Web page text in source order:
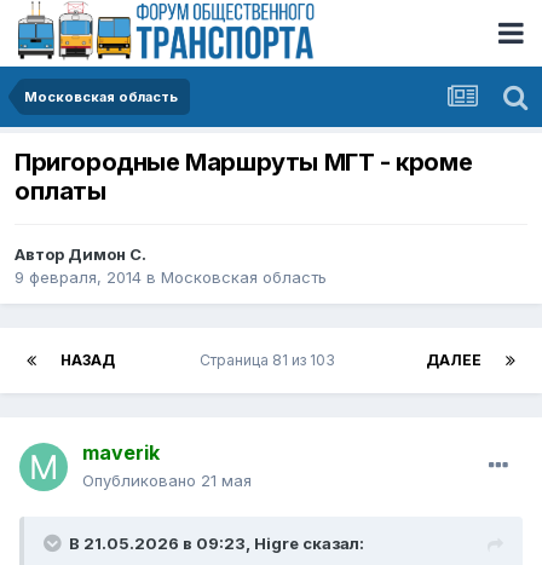
Московская область
Пригородные Маршруты МГТ - кроме
оплаты
Автор Димон С.
9 февраля, 2014 в Московская область
НАЗАД ДАЛЕЕ
Страница 81 из 103
maverik
Опубликовано 21 мая
В 21.05.2026 в 09:23, Higre сказал: